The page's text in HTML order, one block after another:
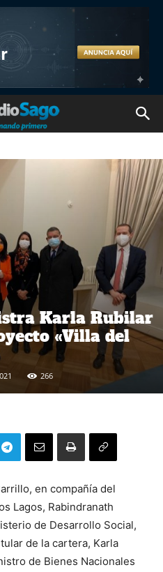
Karla Rubilar
«Villa del
266
en compañía del
Lagos, Rabindranath
de Desarrollo Social,
de la cartera, Karla
de Bienes Nacionales